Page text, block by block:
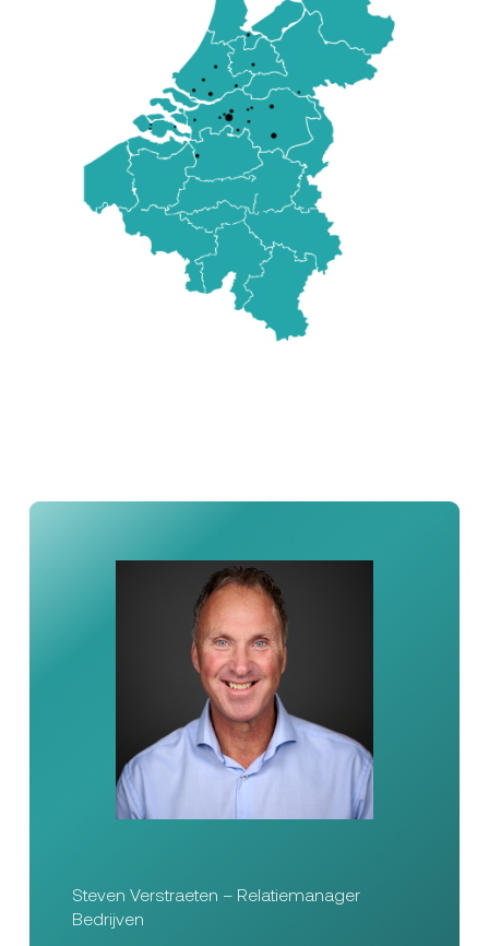
Steven Verstraeten – Relatiemanager
Bedrijven